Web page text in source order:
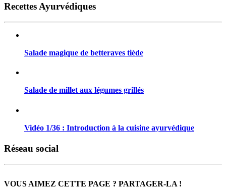
Recettes Ayurvédiques
Salade magique de betteraves tiède
Salade de millet aux légumes grillés
Vidéo 1/36 : Introduction à la cuisine ayurvédique
Réseau social
VOUS AIMEZ CETTE PAGE ? PARTAGER-LA !